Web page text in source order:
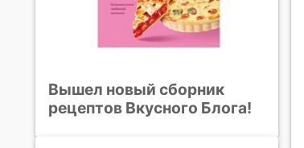
Вышел новый сборник
рецептов Вкусного Блога!